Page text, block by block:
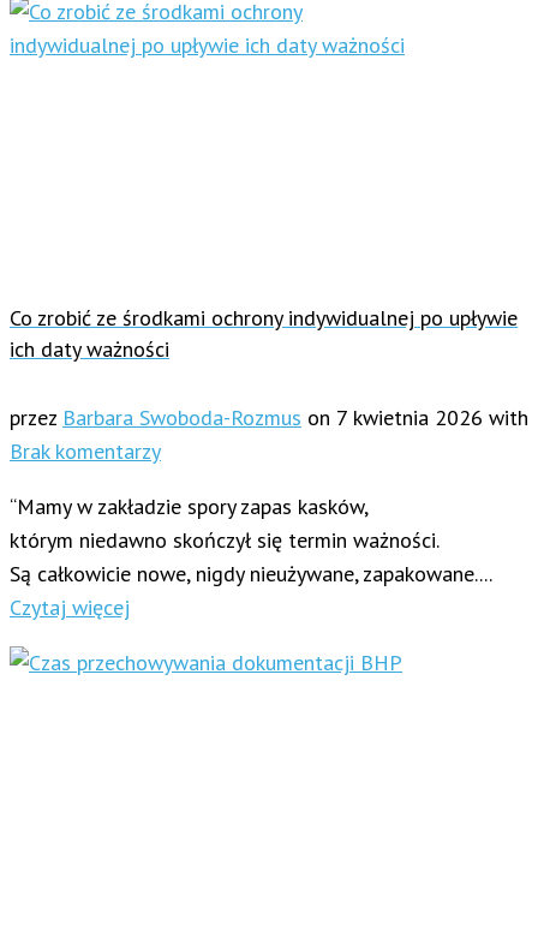
Co zrobić ze środkami ochrony indywidualnej po upływie
ich daty ważności
przez Barbara Swoboda-Rozmus on 7 kwietnia 2026 with
Brak komentarzy
“Mamy w zakładzie spory zapas kasków,
którym niedawno skończył się termin ważności.
Są całkowicie nowe, nigdy nieużywane, zapakowane....
Czytaj więcej